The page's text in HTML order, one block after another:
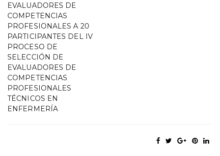
EVALUADORES DE
COMPETENCIAS
PROFESIONALES A 20
PARTICIPANTES DEL IV
PROCESO DE
SELECCIÓN DE
EVALUADORES DE
COMPETENCIAS
PROFESIONALES
TÉCNICOS EN
ENFERMERÍA